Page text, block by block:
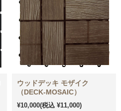
ウッドデッキ モザイク
（DECK-MOSAIC）
¥10,000(税込 ¥11,000)